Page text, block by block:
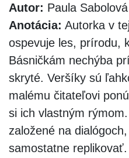
Autor: Paula Sabolová
Anotácia: Autorka v
ospevuje les, prírodu,
Básničkám nechýba
skryté. Veršíky sú
malému čitateľovi
si ich vlastným
založené na
samostatne replikovať.